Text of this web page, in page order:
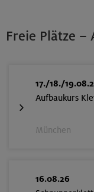
Freie Plätze –
17./18./
Aufbaukurs
München
16.08.26